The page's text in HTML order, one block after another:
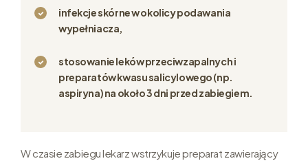
infekcje skórne w okolicy podawania
wypełniacza,
stosowanie leków przeciwzapalnych i
preparatów kwasu salicylowego (np.
aspiryna) na około 3 dni przed zabiegiem.
W czasie zabiegu lekarz wstrzykuje preparat zawierający